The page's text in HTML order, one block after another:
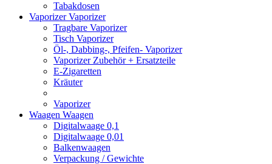
Tabakdosen
VaporizerVaporizer
Tragbare Vaporizer
Tisch Vaporizer
Öl-, Dabbing-, Pfeifen- Vaporizer
Vaporizer Zubehör + Ersatzteile
E-Zigaretten
Kräuter
Vaporizer
Waagen Waagen
Digitalwaage 0,1
Digitalwaage 0,01
Balkenwaagen
Verpackung / Gewichte